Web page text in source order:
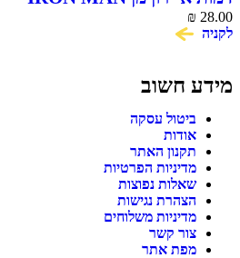
₪ 28.00
לקניה
מידע חשוב
ביטול עסקה
אודות
תקנון האתר
מדיניות הפרטיות
שאלות נפוצות
הצהרת נגישות
מדיניות משלוחים
צור קשר
מפת אתר